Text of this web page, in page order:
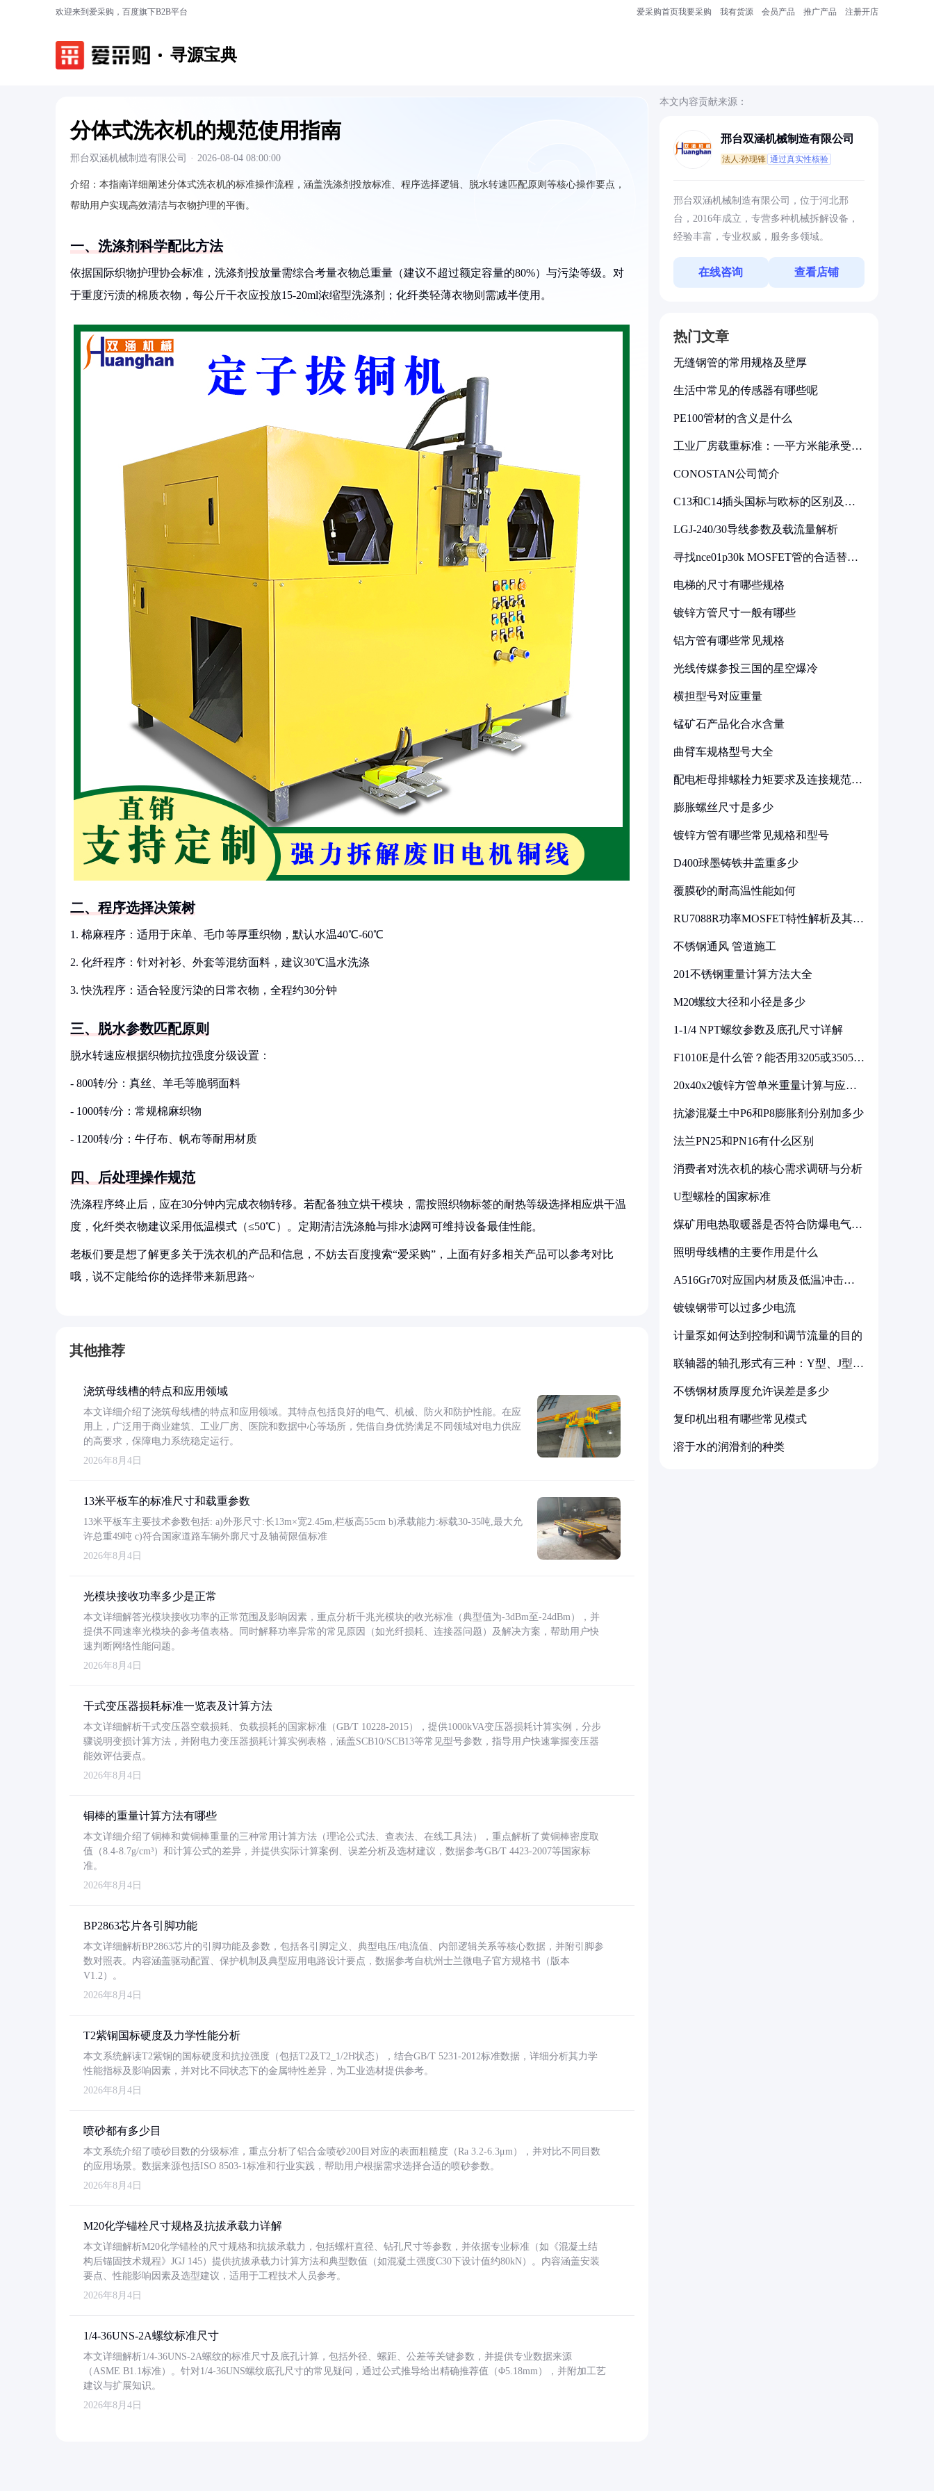
欢迎来到爱采购，百度旗下B2B平台 爱采购首页我要采购 我有货源 会员产品 推广产品 注册开店
寻源宝典
分体式洗衣机的规范使用指南
邢台双涵机械制造有限公司 · 2026-08-04 08:00:00
介绍： 本指南详细阐述分体式洗衣机的标准操作流程，涵盖洗涤剂投放标准、程序选择逻辑、脱水转速匹配原则等核心操作要点，
帮助用户实现高效清洁与衣物护理的平衡。
一、洗涤剂科学配比方法
依据国际织物护理协会标准，洗涤剂投放量需综合考量衣物总重量（建议不超过额定容量的80%）与污染等级。对
于重度污渍的棉质衣物，每公斤干衣应投放15-20ml浓缩型洗涤剂；化纤类轻薄衣物则需减半使用。
二、程序选择决策树
1. 棉麻程序：适用于床单、毛巾等厚重织物，默认水温40℃-60℃
2. 化纤程序：针对衬衫、外套等混纺面料，建议30℃温水洗涤
3. 快洗程序：适合轻度污染的日常衣物，全程约30分钟
三、脱水参数匹配原则
脱水转速应根据织物抗拉强度分级设置：
- 800转/分：真丝、羊毛等脆弱面料
- 1000转/分：常规棉麻织物
- 1200转/分：牛仔布、帆布等耐用材质
四、后处理操作规范
洗涤程序终止后，应在30分钟内完成衣物转移。若配备独立烘干模块，需按照织物标签的耐热等级选择相应烘干温
度，化纤类衣物建议采用低温模式（≤50℃）。定期清洁洗涤舱与排水滤网可维持设备最佳性能。
老板们要是想了解更多关于洗衣机的产品和信息，不妨去百度搜索“爱采购”，上面有好多相关产品可以参考对比
哦，说不定能给你的选择带来新思路~
其他推荐
浇筑母线槽的特点和应用领域
本文详细介绍了浇筑母线槽的特点和应用领域。其特点包括良好的电气、机械、防火和防护性能。在应
用上，广泛用于商业建筑、工业厂房、医院和数据中心等场所，凭借自身优势满足不同领域对电力供应
的高要求，保障电力系统稳定运行。
2026年8月4日
13米平板车的标准尺寸和载重参数
13米平板车主要技术参数包括: a)外形尺寸:长13m×宽2.45m,栏板高55cm b)承载能力:标载30-35吨,最大允
许总重49吨 c)符合国家道路车辆外廓尺寸及轴荷限值标准
2026年8月4日
光模块接收功率多少是正常
本文详细解答光模块接收功率的正常范围及影响因素，重点分析千兆光模块的收光标准（典型值为-3dBm至-24dBm），并
提供不同速率光模块的参考值表格。同时解释功率异常的常见原因（如光纤损耗、连接器问题）及解决方案，帮助用户快
速判断网络性能问题。
2026年8月4日
干式变压器损耗标准一览表及计算方法
本文详细解析干式变压器空载损耗、负载损耗的国家标准（GB/T 10228-2015），提供1000kVA变压器损耗计算实例，分步
骤说明变损计算方法，并附电力变压器损耗计算实例表格，涵盖SCB10/SCB13等常见型号参数，指导用户快速掌握变压器
能效评估要点。
2026年8月4日
铜棒的重量计算方法有哪些
本文详细介绍了铜棒和黄铜棒重量的三种常用计算方法（理论公式法、查表法、在线工具法），重点解析了黄铜棒密度取
值（8.4-8.7g/cm³）和计算公式的差异，并提供实际计算案例、误差分析及选材建议，数据参考GB/T 4423-2007等国家标
准。
2026年8月4日
BP2863芯片各引脚功能
本文详细解析BP2863芯片的引脚功能及参数，包括各引脚定义、典型电压/电流值、内部逻辑关系等核心数据，并附引脚参
数对照表。内容涵盖驱动配置、保护机制及典型应用电路设计要点，数据参考自杭州士兰微电子官方规格书（版本
V1.2）。
2026年8月4日
T2紫铜国标硬度及力学性能分析
本文系统解读T2紫铜的国标硬度和抗拉强度（包括T2及T2_1/2H状态），结合GB/T 5231-2012标准数据，详细分析其力学
性能指标及影响因素，并对比不同状态下的金属特性差异，为工业选材提供参考。
2026年8月4日
喷砂都有多少目
本文系统介绍了喷砂目数的分级标准，重点分析了铝合金喷砂200目对应的表面粗糙度（Ra 3.2-6.3μm），并对比不同目数
的应用场景。数据来源包括ISO 8503-1标准和行业实践，帮助用户根据需求选择合适的喷砂参数。
2026年8月4日
M20化学锚栓尺寸规格及抗拔承载力详解
本文详细解析M20化学锚栓的尺寸规格和抗拔承载力，包括螺杆直径、钻孔尺寸等参数，并依据专业标准（如《混凝土结
构后锚固技术规程》JGJ 145）提供抗拔承载力计算方法和典型数值（如混凝土强度C30下设计值约80kN）。内容涵盖安装
要点、性能影响因素及选型建议，适用于工程技术人员参考。
2026年8月4日
1/4-36UNS-2A螺纹标准尺寸
本文详细解析1/4-36UNS-2A螺纹的标准尺寸及底孔计算，包括外径、螺距、公差等关键参数，并提供专业数据来源
（ASME B1.1标准）。针对1/4-36UNS螺纹底孔尺寸的常见疑问，通过公式推导给出精确推荐值（Φ5.18mm），并附加工艺
建议与扩展知识。
2026年8月4日
本文内容贡献来源：
邢台双涵机械制造有限公司
法人:孙现锋 通过真实性核验
邢台双涵机械制造有限公司，位于河北邢
台，2016年成立，专营多种机械拆解设备，
经验丰富，专业权威，服务多领域。
在线咨询 查看店铺
热门文章
无缝钢管的常用规格及壁厚
生活中常见的传感器有哪些呢
PE100管材的含义是什么
工业厂房载重标准：一平方米能承受多
CONOSTAN公司简介
C13和C14插头国标与欧标的区别及其
LGJ-240/30导线参数及载流量解析
寻找nce01p30k MOSFET管的合适替代
电梯的尺寸有哪些规格
镀锌方管尺寸一般有哪些
铝方管有哪些常见规格
光线传媒参投三国的星空爆冷
横担型号对应重量
锰矿石产品化合水含量
曲臂车规格型号大全
配电柜母排螺栓力矩要求及连接规范详
膨胀螺丝尺寸是多少
镀锌方管有哪些常见规格和型号
D400球墨铸铁井盖重多少
覆膜砂的耐高温性能如何
RU7088R功率MOSFET特性解析及其在
不锈钢通风 管道施工
201不锈钢重量计算方法大全
M20螺纹大径和小径是多少
1-1/4 NPT螺纹参数及底孔尺寸详解
F1010E是什么管？能否用3205或3505代
20x40x2镀锌方管单米重量计算与应用
抗渗混凝土中P6和P8膨胀剂分别加多少
法兰PN25和PN16有什么区别
消费者对洗衣机的核心需求调研与分析
U型螺栓的国家标准
煤矿用电热取暖器是否符合防爆电气设
照明母线槽的主要作用是什么
A516Gr70对应国内材质及低温冲击要
镀镍钢带可以过多少电流
计量泵如何达到控制和调节流量的目的
联轴器的轴孔形式有三种：Y型、J型、
不锈钢材质厚度允许误差是多少
复印机出租有哪些常见模式
溶于水的润滑剂的种类